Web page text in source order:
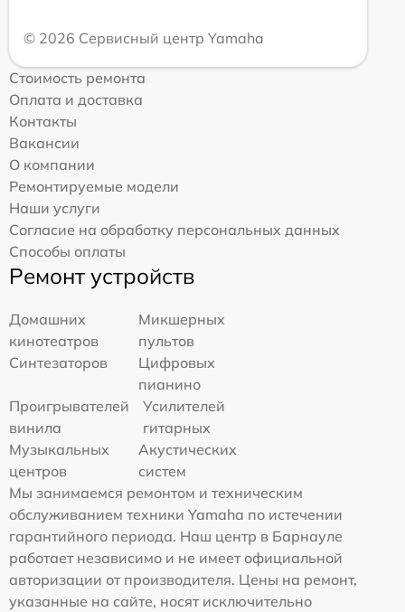
© 2026 Сервисный центр Yamaha
Стоимость ремонта
Оплата и доставка
Контакты
Вакансии
О компании
Ремонтируемые модели
Наши услуги
Согласие на обработку персональных данных
Способы оплаты
Ремонт устройств
Домашних
кинотеатров
Микшерных
пультов
Синтезаторов
Цифровых
пианино
Проигрывателей
винила
Усилителей
гитарных
Музыкальных
центров
Акустических
систем
Мы занимаемся ремонтом и техническим
обслуживанием техники Yamaha по истечении
гарантийного периода. Наш центр в Барнауле
работает независимо и не имеет официальной
авторизации от производителя. Цены на ремонт,
указанные на сайте, носят исключительно